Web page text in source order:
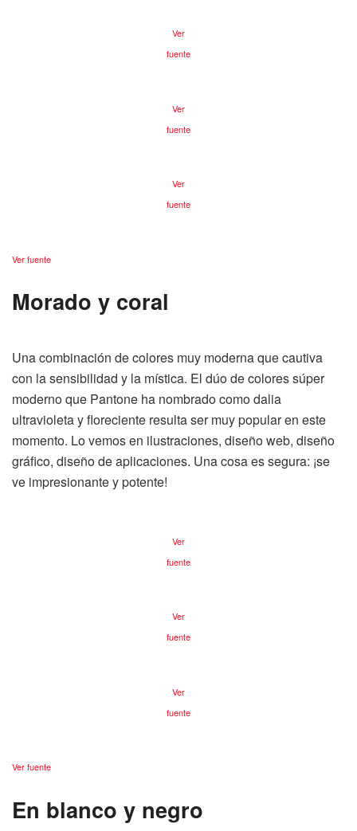
Ver
fuente
Ver
fuente
Ver
fuente
Ver fuente
Morado y coral
Una combinación de colores muy moderna que cautiva
con la sensibilidad y la mística. El dúo de colores súper
moderno que Pantone ha nombrado como dalia
ultravioleta y floreciente resulta ser muy popular en este
momento. Lo vemos en ilustraciones, diseño web, diseño
gráfico, diseño de aplicaciones. Una cosa es segura: ¡se
ve impresionante y potente!
Ver
fuente
Ver
fuente
Ver
fuente
Ver fuente
En blanco y negro